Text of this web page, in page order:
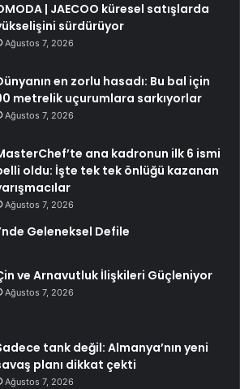
| JAECOO küresel satışlarda
sürdürüyor
Ağustos 7, 2026
en zorlu hasadı: Bu bal için
metrelik uçurumlara sarkıyorlar
Ağustos 7, 2026
ana kadronun ilk 6 ismi
oldu: İşte tek tek önlüğü kazanan
Ağustos 7, 2026
Geleneksel Defile
ve Arnavutluk İlişkileri Güçleniyor
Ağustos 7, 2026
tank değil: Almanya’nın yeni
planı dikkat çekti
Ağustos 7, 2026